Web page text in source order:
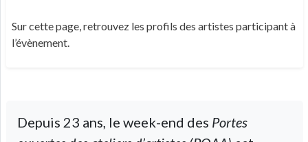
Sur cette page, retrouvez les profils des artistes participant à
l’évènement.
Depuis 23 ans, le week-end des Portes